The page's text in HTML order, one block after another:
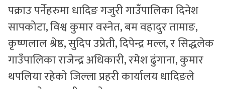
पक्राउ पर्नेहरुमा धादिङ गजुरी गाउँपालिका दिनेश
सापकोटा, विश्व कुमार वस्नेत, बम वहादुर तामाङ,
कृष्णलाल श्रेष्ठ, सुदिप उप्रेती, दिपेन्द्र मल्ल, र सिद्धलेक
गाउँपालिका राजेन्द्र अधिकारी, रमेश ढुंगाना, कुमार
थपलिया रहेको जिल्ला प्रहरी कार्यालय धादिङले